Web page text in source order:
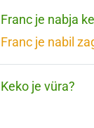
Franc je nabja
Franc je nabil
Keko je vüra?